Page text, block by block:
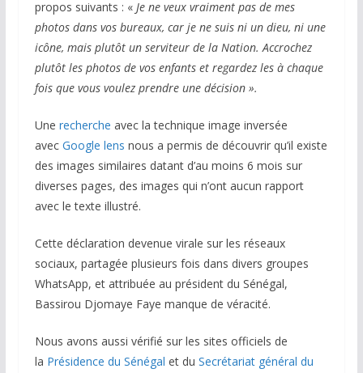
propos suivants : «Je ne veux vraiment pas de mes
photos dans vos bureaux, car je ne suis ni un dieu, ni une
icône, mais plutôt un serviteur de la Nation. Accrochez
plutôt les photos de vos enfants et regardez les à chaque
fois que vous voulez prendre une décision ».
Une recherche avec la technique image inversée
avec Google lens nous a permis de découvrir qu’il existe
des images similaires datant d’au moins 6 mois sur
diverses pages, des images qui n’ont aucun rapport
avec le texte illustré.
Cette déclaration devenue virale sur les réseaux
sociaux, partagée plusieurs fois dans divers groupes
WhatsApp, et attribuée au président du Sénégal,
Bassirou Djomaye Faye manque de véracité.
Nous avons aussi vérifié sur les sites officiels de
la Présidence du Sénégal et du Secrétariat général du